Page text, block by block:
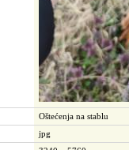
Oštećenja na stablu
jpg